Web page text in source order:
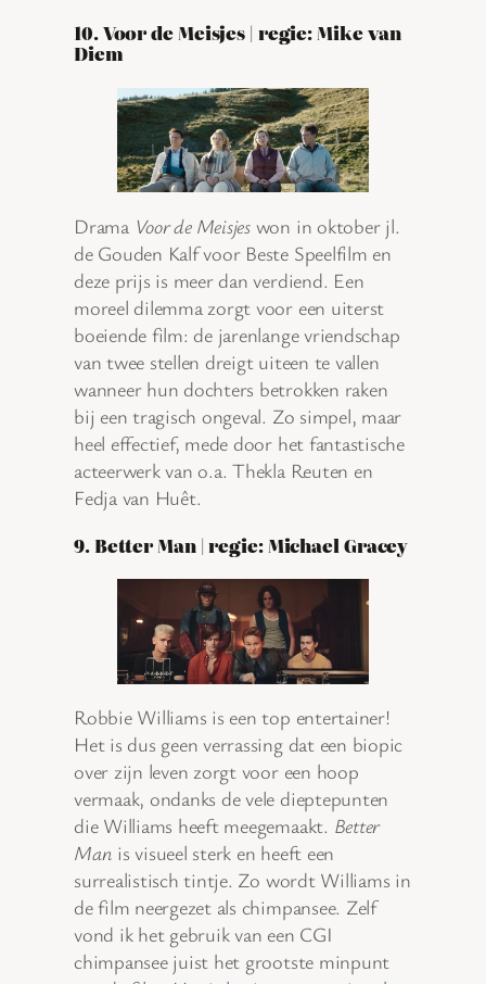
10. Voor de Meisjes | regie: Mike van
Diem
Drama Voor de Meisjeswon in oktober jl.
de Gouden Kalf voor Beste Speelfilm en
deze prijs is meer dan verdiend. Een
moreel dilemma zorgt voor een uiterst
boeiende film: de jarenlange vriendschap
van twee stellen dreigt uiteen te vallen
wanneer hun dochters betrokken raken
bij een tragisch ongeval. Zo simpel, maar
heel effectief, mede door het fantastische
acteerwerk van o.a. Thekla Reuten en
Fedja van Huêt.
9. Better Man | regie: Michael Gracey
Robbie Williams is een top entertainer!
Het is dus geen verrassing dat een biopic
over zijn leven zorgt voor een hoop
vermaak, ondanks de vele dieptepunten
die Williams heeft meegemaakt. Better
Man is visueel sterk en heeft een
surrealistisch tintje. Zo wordt Williams in
de film neergezet als chimpansee. Zelf
vond ik het gebruik van een CGI
chimpansee juist het grootste minpunt